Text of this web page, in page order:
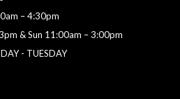
– 4:30pm
& Sun 11:00am – 3:00pm
- TUESDAY